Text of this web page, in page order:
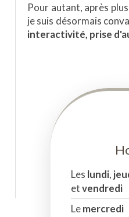
Pour autant, après
je suis désormais
interactivité, prise
Les lundi,
etvendredi
Lemercredi